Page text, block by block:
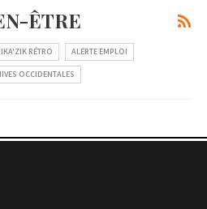
ÊTRE
RÉTRO ALERTE EMPLOI
OCCIDENTALES